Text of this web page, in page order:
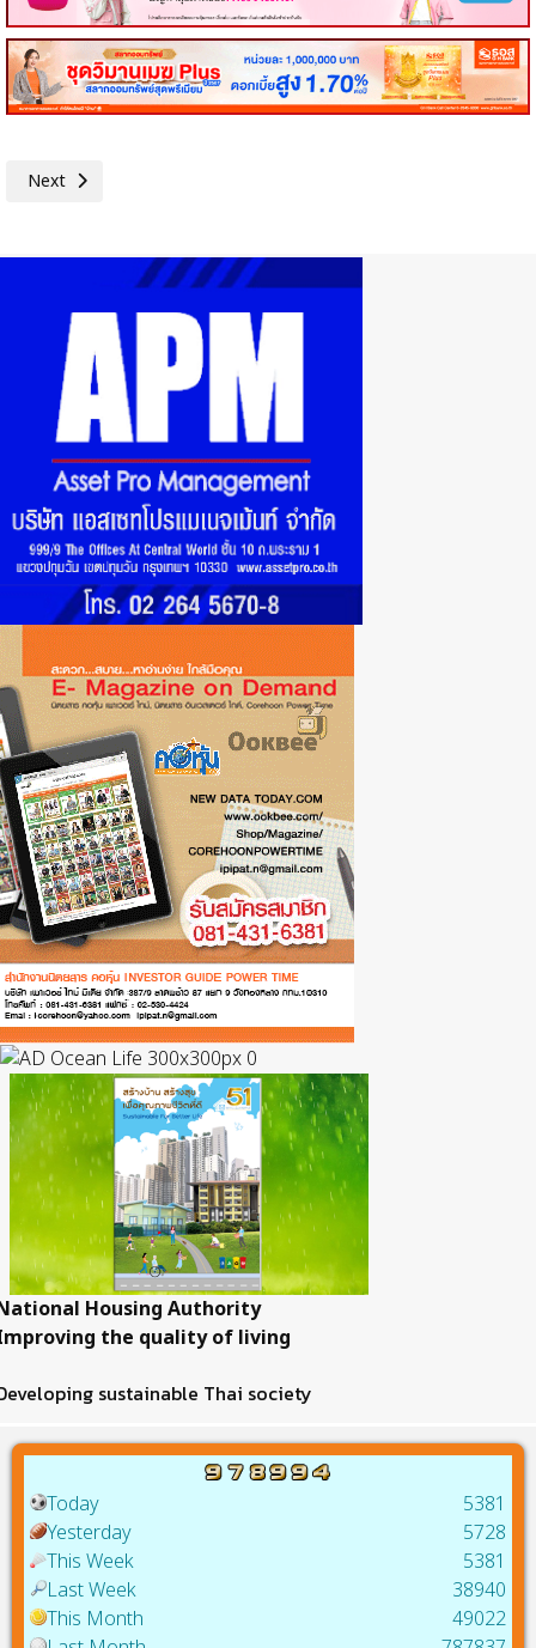
Next article: ไทยครองแชมป์โครงสร้างดิจิทัลอาเซียน แต่ทักษะ AI ยังห่างมา
Next
Housing Authority
the quality of living
sustainable Thai society
Today
Yesterday
This Week
Last Week
This Month
5381
5728
5381
38940
49022